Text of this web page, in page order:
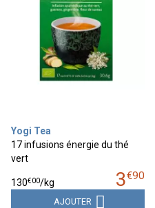
Yogi Tea
17 infusions énergie du thé
vert
3€90
130€00/kg
AJOUTER